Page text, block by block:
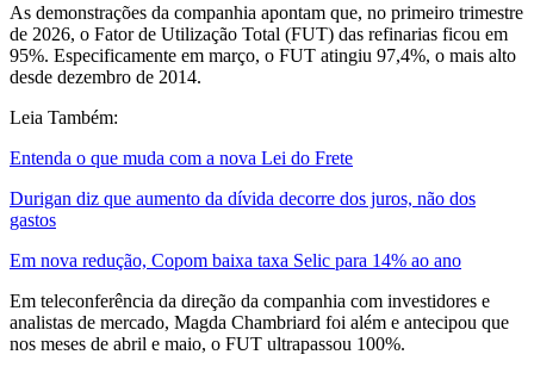
As demonstrações da companhia apontam que, no primeiro trimestre
de 2026, o Fator de Utilização Total (FUT) das refinarias ficou em
95%. Especificamente em março, o FUT atingiu 97,4%, o mais alto
desde dezembro de 2014.
Leia Também:
Entenda o que muda com a nova Lei do Frete
Durigan diz que aumento da dívida decorre dos juros, não dos
gastos
Em nova redução, Copom baixa taxa Selic para 14% ao ano
Em teleconferência da direção da companhia com investidores e
analistas de mercado, Magda Chambriard foi além e antecipou que
nos meses de abril e maio, o FUT ultrapassou 100%.